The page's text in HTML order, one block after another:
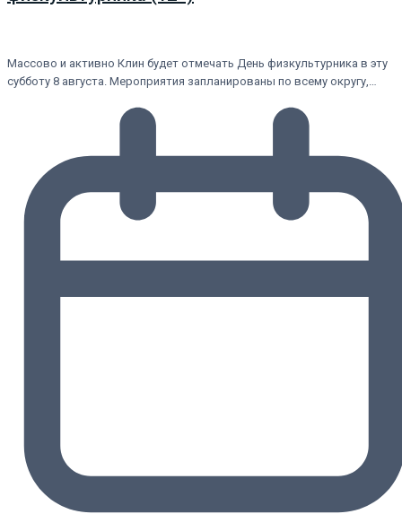
Массово и активно Клин будет отмечать День физкультурника в эту
субботу 8 августа. Мероприятия запланированы по всему округу,…